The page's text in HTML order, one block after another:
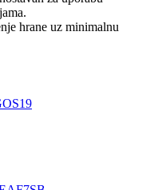
hrane uz minimalnu